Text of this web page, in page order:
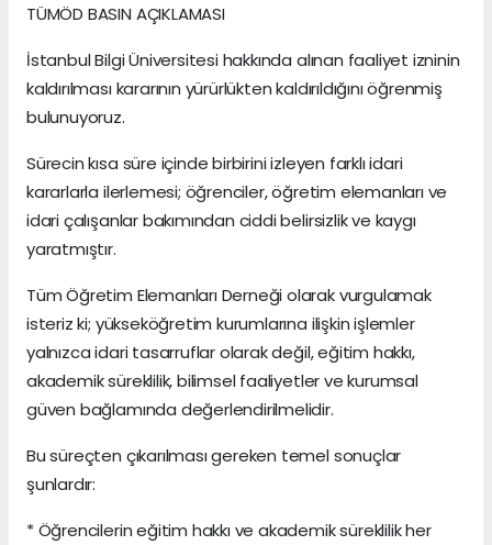
TÜMÖD BASIN AÇIKLAMASI
İstanbul Bilgi Üniversitesi hakkında alınan faaliyet izninin
kaldırılması kararının yürürlükten kaldırıldığını öğrenmiş
bulunuyoruz.
Sürecin kısa süre içinde birbirini izleyen farklı idari
kararlarla ilerlemesi; öğrenciler, öğretim elemanları ve
idari çalışanlar bakımından ciddi belirsizlik ve kaygı
yaratmıştır.
Tüm Öğretim Elemanları Derneği olarak vurgulamak
isteriz ki; yükseköğretim kurumlarına ilişkin işlemler
yalnızca idari tasarruflar olarak değil, eğitim hakkı,
akademik süreklilik, bilimsel faaliyetler ve kurumsal
güven bağlamında değerlendirilmelidir.
Bu süreçten çıkarılması gereken temel sonuçlar
şunlardır:
* Öğrencilerin eğitim hakkı ve akademik süreklilik her